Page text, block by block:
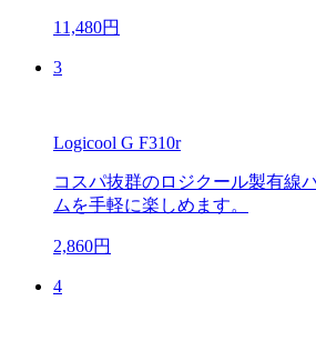
11,480円
3
Logicool G F310r
コスパ抜群のロジクール製有線
ムを手軽に楽しめます。
2,860円
4